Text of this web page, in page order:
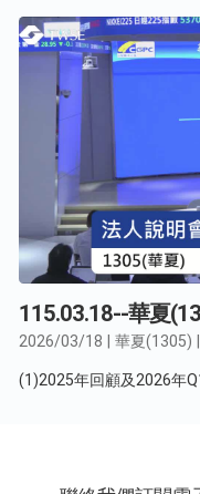
115.03.18--華夏
2026/03/18 | 華夏(1305)
(1)2025年回顧及2026年